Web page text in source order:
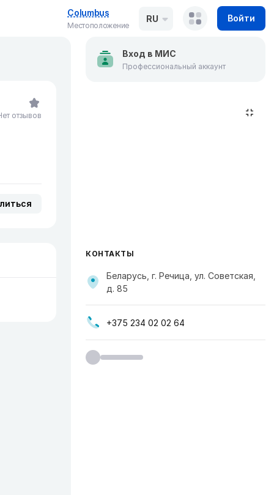
Columbus
Местоположение
RU Войти
отзывов
Вход в МИС
Профессиональный аккаунт
КОНТАКТЫ
Беларусь, г. Речица, ул. Советская,
д. 85
+375 234 02 02 64